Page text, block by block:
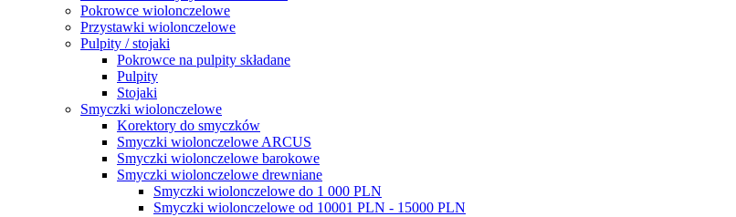
Pokrowce wiolonczelowe
Przystawki wiolonczelowe
Pulpity / stojaki
Pokrowce na pulpity składane
Pulpity
Stojaki
Smyczki wiolonczelowe
Korektory do smyczków
Smyczki wiolonczelowe ARCUS
Smyczki wiolonczelowe barokowe
Smyczki wiolonczelowe drewniane
Smyczki wiolonczelowe do 1 000 PLN
Smyczki wiolonczelowe od 10001 PLN - 15000 PLN